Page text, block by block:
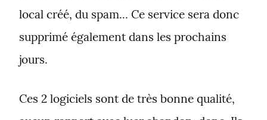
local créé, du spam... Ce service sera donc
supprimé également dans les prochains
jours.
Ces 2 logiciels sont de très bonne qualité,